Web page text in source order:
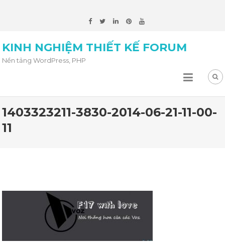
KINH NGHIỆM THIẾT KẾ FORUM
Nền tảng WordPress, PHP
1403323211-3830-2014-06-21-11-00-
11